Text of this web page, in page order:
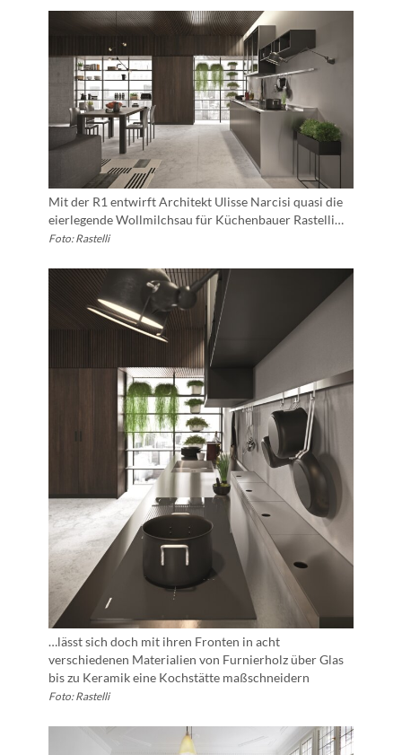
Mit der R1 entwirft Architekt Ulisse Narcisi quasi die
eierlegende Wollmilchsau für Küchenbauer Rastelli…
Foto: Rastelli
…lässt sich doch mit ihren Fronten in acht
verschiedenen Materialien von Furnierholz über Glas
bis zu Keramik eine Kochstätte maßschneidern
Foto: Rastelli